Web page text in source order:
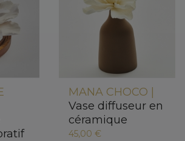
MANA CHOCO |
Vase diffuseur en
céramique
45,00 €